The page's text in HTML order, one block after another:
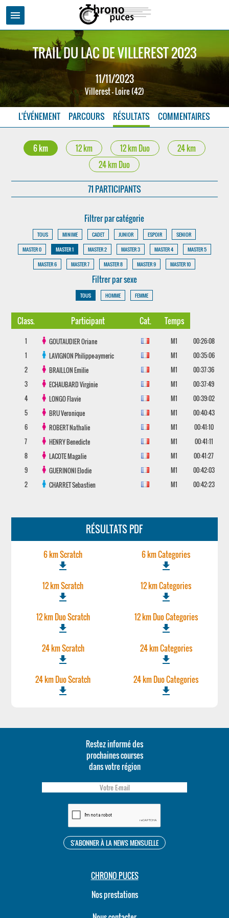
menu
TRAIL DU LAC DE VILLEREST 2023
11/11/2023
Villerest - Loire (42)
L'ÉVÉNEMENT PARCOURS RÉSULTATS COMMENTAIRES
6 km 12 km 12 km Duo
24 km
24 km Duo
71 PARTICIPANTS
Filtrer par catégorie
TOUS MINIME CADET JUNIOR ESPOIR
SENIOR
MASTER 0
MASTER 1 MASTER 2 MASTER 3 MASTER 4
MASTER 5
MASTER 6
MASTER 7 MASTER 8 MASTER 9 MASTER 10
Filtrer par sexe
TOUS HOMME FEMME
Class. Participant Cat. Temps
1 GOUTAUDIEROriane M1
00:26:08
1
LAVIGNONPhilippe-aymeric M1
00:35:06
2
BRAILLONEmilie M1
00:37:36
3
ECHAUBARDVirginie M1
00:37:49
4
LONGOFlavie M1
00:39:02
5
BRUVeronique M1
00:40:43
6
ROBERTNathalie M1
00:41:10
7
HENRYBenedicte M1
00:41:11
8
LACOTEMagalie M1
00:41:27
9
GUERINONIElodie M1
00:42:03
2
CHARRETSebastien M1 00:42:23
RÉSULTATS PDF
6 km Scratch
file_download
6 km Categories
file_download
12 km Scratch
file_download
12 km Categories
file_download
12 km Duo Scratch
file_download
12 km Duo Categories
file_download
24 km Scratch
file_download
24 km Categories
file_download
24 km Duo Scratch
file_download
24 km Duo Categories
file_download
Restez informé des
prochaines courses
dans votre région
CHRONO PUCES
Nos prestations